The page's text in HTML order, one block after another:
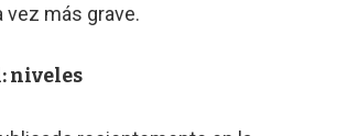
más grave.
niveles